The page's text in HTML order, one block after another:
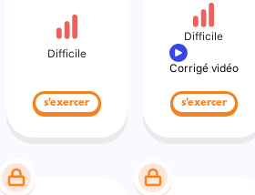
Difficile
s'exercer
Difficile
Corrigé vidéo
s'exercer